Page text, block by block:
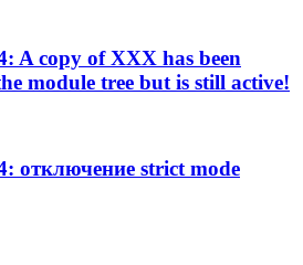
A copy of XXX has been
module tree but is still active!
отключение strict mode